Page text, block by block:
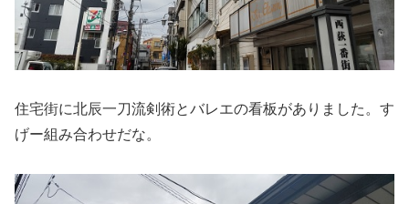
住宅街に北辰一刀流剣術とバレエの看板がありました。す
げー組み合わせだな。